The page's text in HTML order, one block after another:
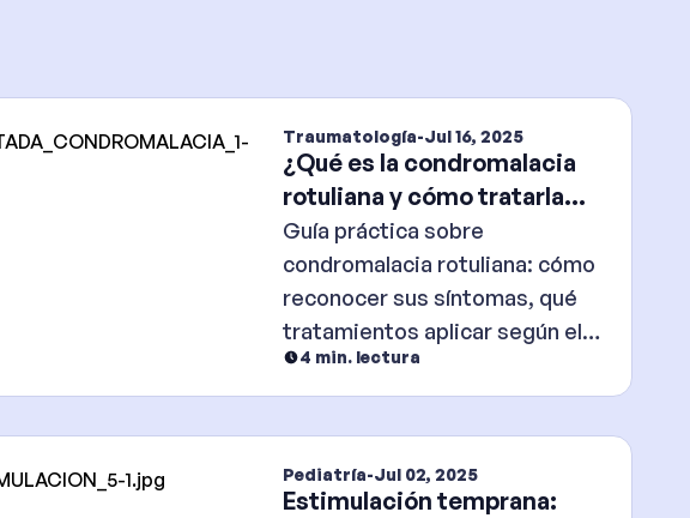
Traumatología-Jul 16, 2025
¿Qué es la condromalacia
rotuliana y cómo tratarla
adecuadamente?
Guía práctica sobre
condromalacia rotuliana: cómo
reconocer sus síntomas, qué
tratamientos aplicar según el
grado y claves para prevenir su
progresión.
4 min. lectura
Pediatría-Jul 02, 2025
Estimulación temprana: